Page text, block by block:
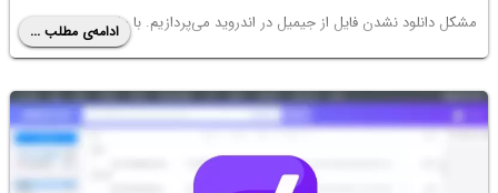
مشکلدانلود نشدن فایل از جیمیل در اندروید می‌پردازیم. با ما باشید.ادامه‌ی مطلب ...